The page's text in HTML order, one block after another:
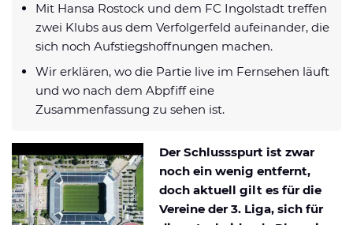
Glücksspiel-Regulierung in Deutschland
Haftungsausschluss
Datenschutzerklärung
Shop News Deals
Forum
Mit Hansa Rostock und dem FC Ingolstadt treffen
zwei Klubs aus dem Verfolgerfeld aufeinander, die
sich noch Aufstiegshoffnungen machen.
Wir erklären, wo die Partie live im Fernsehen läuft
und wo nach dem Abpfiff eine
Zusammenfassung zu sehen ist.
Der Schlussspurt ist zwar
noch ein wenig entfernt,
doch aktuell gilt es für die
Vereine der 3. Liga, sich für